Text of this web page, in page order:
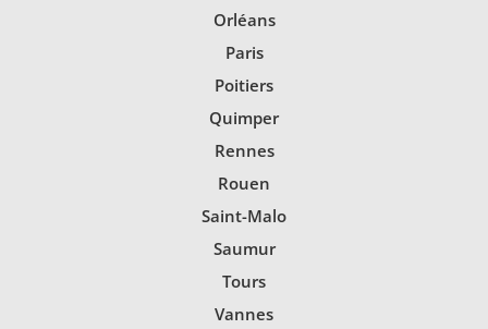
Orléans
Paris
Poitiers
Quimper
Rennes
Rouen
Saint-Malo
Saumur
Tours
Vannes